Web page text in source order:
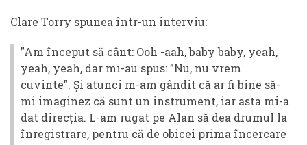
Clare Torry spunea într-un interviu:
”Am început să cânt: Ooh -aah, baby baby, yeah,
yeah, yeah, dar mi-au spus: ”Nu, nu vrem
cuvinte”. Și atunci m-am gândit că ar fi bine să-
mi imaginez că sunt un instrument, iar asta mi-a
dat direcția. L-am rugat pe Alan să dea drumul la
înregistrare, pentru că de obicei prima încercare